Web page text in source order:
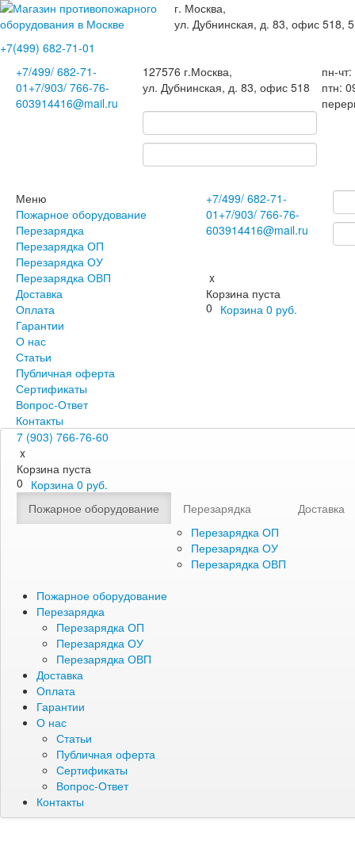
г. Москва,
ул. Дубнинская, д. 83, офис 518,
+7(499) 682-71-01
+7/499/ 682-71-
01 +7/903/ 766-76-
603914416@mail.ru
127576 г.Москва,
ул. Дубнинская, д. 83, офис 518
пн-
птн:
Меню
Пожарное оборудование
Перезарядка
Перезарядка ОП
Перезарядка ОУ
Перезарядка ОВП
Доставка
Оплата
Гарантии
О нас
Статьи
Публичная оферта
Сертификаты
Вопрос-Ответ
Контакты
+7/499/ 682-71-
01 +7/903/ 766-76-
603914416@mail.ru
x
Корзина пуста
0 Корзина 0 руб.
7 (903) 766-76-60
x
Корзина пуста
0 Корзина 0 руб.
Пожарное оборудование
Перезарядка
Перезарядка ОП
Перезарядка ОУ
Перезарядка ОВП
Доставка
Пожарное оборудование
Перезарядка
Перезарядка ОП
Перезарядка ОУ
Перезарядка ОВП
Доставка
Оплата
Гарантии
О нас
Статьи
Публичная оферта
Сертификаты
Вопрос-Ответ
Контакты